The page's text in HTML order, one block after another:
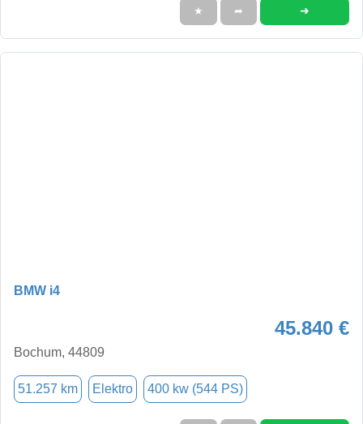
★ ➦ ➜
BMW i4
45.840 €
Bochum, 44809
51.257 km Elektro 400 kw (544 PS)